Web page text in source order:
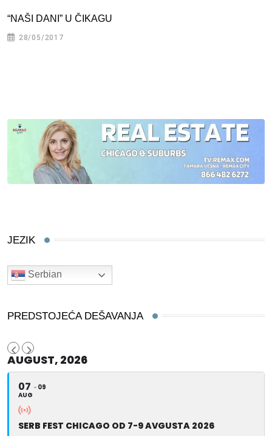
“NAŠI DANI” U ČIKAGU
28/05/2017
JEZIK
Serbian
PREDSTOJEĆA DEŠAVANJA
AUGUST, 2026
07
AUG
09
SERB FEST CHICAGO OD 7-9 AVGUSTA 2026